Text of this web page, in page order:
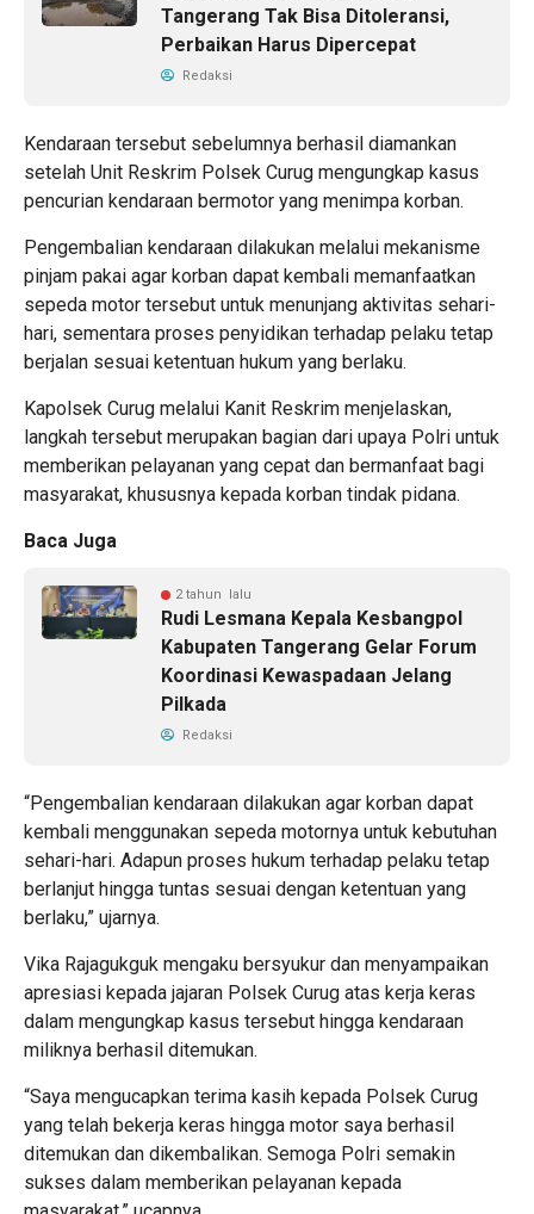
Tangerang Tak Bisa Ditoleransi,
Perbaikan Harus Dipercepat
Redaksi
Kendaraan tersebut sebelumnya berhasil diamankan
setelah Unit Reskrim Polsek Curug mengungkap kasus
pencurian kendaraan bermotor yang menimpa korban.
Pengembalian kendaraan dilakukan melalui mekanisme
pinjam pakai agar korban dapat kembali memanfaatkan
sepeda motor tersebut untuk menunjang aktivitas sehari-
hari, sementara proses penyidikan terhadap pelaku tetap
berjalan sesuai ketentuan hukum yang berlaku.
Kapolsek Curug melalui Kanit Reskrim menjelaskan,
langkah tersebut merupakan bagian dari upaya Polri untuk
memberikan pelayanan yang cepat dan bermanfaat bagi
masyarakat, khususnya kepada korban tindak pidana.
Baca Juga
2 tahun lalu
Rudi Lesmana Kepala Kesbangpol
Kabupaten Tangerang Gelar Forum
Koordinasi Kewaspadaan Jelang
Pilkada
Redaksi
“Pengembalian kendaraan dilakukan agar korban dapat
kembali menggunakan sepeda motornya untuk kebutuhan
sehari-hari. Adapun proses hukum terhadap pelaku tetap
berlanjut hingga tuntas sesuai dengan ketentuan yang
berlaku,” ujarnya.
Vika Rajagukguk mengaku bersyukur dan menyampaikan
apresiasi kepada jajaran Polsek Curug atas kerja keras
dalam mengungkap kasus tersebut hingga kendaraan
miliknya berhasil ditemukan.
“Saya mengucapkan terima kasih kepada Polsek Curug
yang telah bekerja keras hingga motor saya berhasil
ditemukan dan dikembalikan. Semoga Polri semakin
sukses dalam memberikan pelayanan kepada